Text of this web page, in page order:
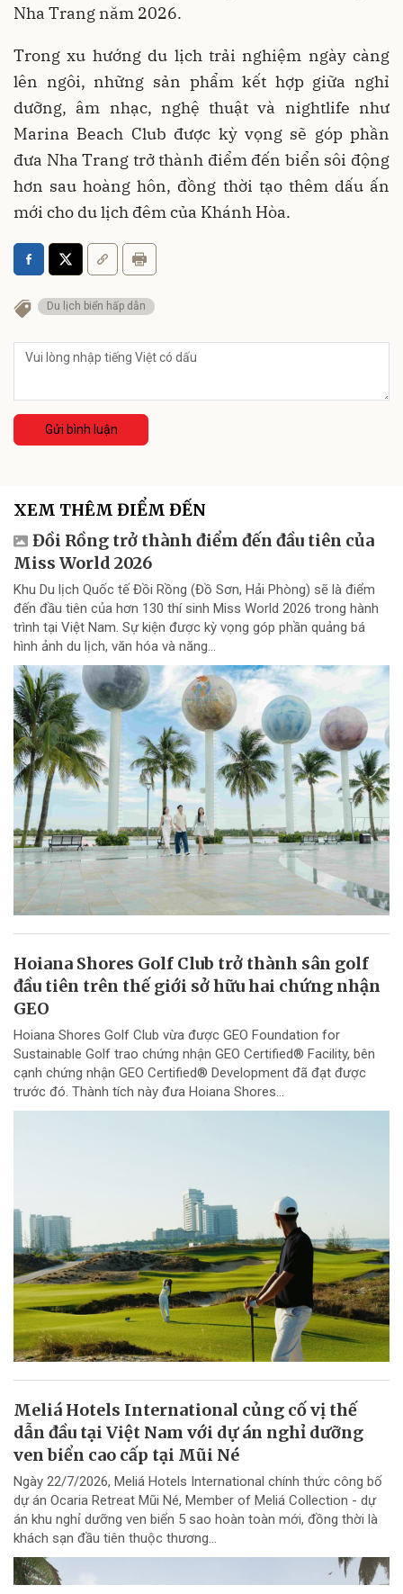
Nha Trang năm 2026.
Trong xu hướng du lịch trải nghiệm ngày càng
lên ngôi, những sản phẩm kết hợp giữa nghỉ
dưỡng, âm nhạc, nghệ thuật và nightlife như
Marina Beach Club được kỳ vọng sẽ góp phần
đưa Nha Trang trở thành điểm đến biển sôi động
hơn sau hoàng hôn, đồng thời tạo thêm dấu ấn
mới cho du lịch đêm của Khánh Hòa.
Du lịch biển hấp dẫn
Gửi bình luận
XEM THÊM ĐIỂM ĐẾN
Đồi Rồng trở thành điểm đến đầu tiên của
Miss World 2026
Khu Du lịch Quốc tế Đồi Rồng (Đồ Sơn, Hải Phòng) sẽ là điểm
đến đầu tiên của hơn 130 thí sinh Miss World 2026 trong hành
trình tại Việt Nam. Sự kiện được kỳ vọng góp phần quảng bá
hình ảnh du lịch, văn hóa và năng...
Hoiana Shores Golf Club trở thành sân golf
đầu tiên trên thế giới sở hữu hai chứng nhận
GEO
Hoiana Shores Golf Club vừa được GEO Foundation for
Sustainable Golf trao chứng nhận GEO Certified® Facility, bên
cạnh chứng nhận GEO Certified® Development đã đạt được
trước đó. Thành tích này đưa Hoiana Shores...
Meliá Hotels International củng cố vị thế
dẫn đầu tại Việt Nam với dự án nghỉ dưỡng
ven biển cao cấp tại Mũi Né
Ngày 22/7/2026, Meliá Hotels International chính thức công bố
dự án Ocaria Retreat Mũi Né, Member of Meliá Collection - dự
án khu nghỉ dưỡng ven biển 5 sao hoàn toàn mới, đồng thời là
khách sạn đầu tiên thuộc thương...